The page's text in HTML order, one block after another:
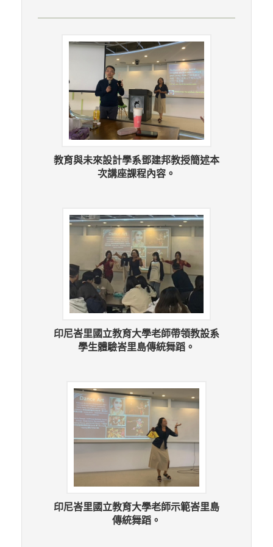
教育與未來設計學系鄧建邦教授簡述本
次講座課程內容。
印尼峇里國立教育大學老師帶領教設系
學生體驗峇里島傳統舞蹈。
印尼峇里國立教育大學老師示範峇里島
傳統舞蹈。